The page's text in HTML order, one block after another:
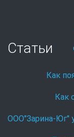
Статьи
Как
Как